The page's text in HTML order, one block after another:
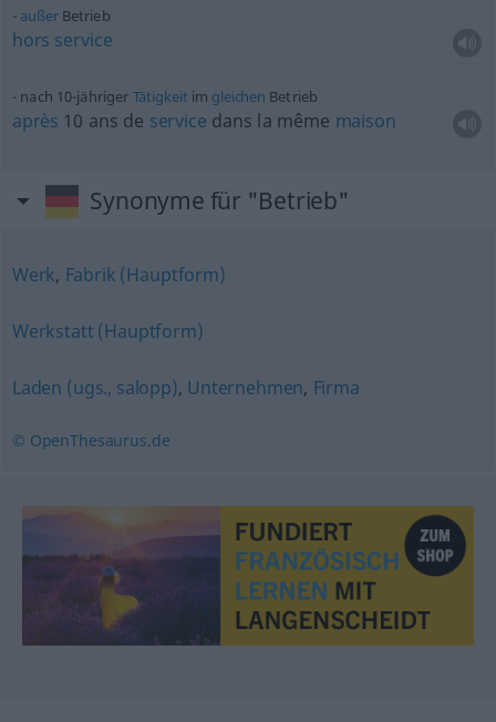
außerBetrieb
hors service
nach 10-jähriger Tätigkeit im gleichen Betrieb
après 10 ans de service dans la même maison
Synonyme für "Betrieb"
Werk, Fabrik (Hauptform)
Werkstatt (Hauptform)
Laden (ugs., salopp), Unternehmen, Firma
© OpenThesaurus.de